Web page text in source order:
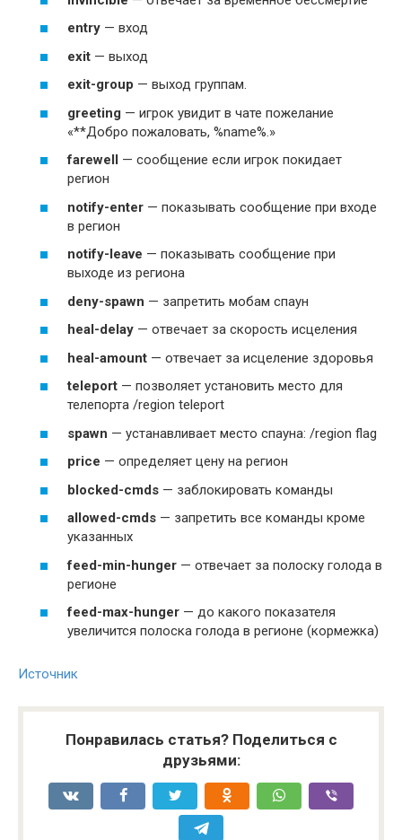
entry — вход
exit — выход
exit-group — выход группам.
greeting — игрок увидит в чате пожелание
«**Добро пожаловать, %name%.»
farewell — сообщение если игрок покидает
регион
notify-enter — показывать сообщение при входе
в регион
notify-leave — показывать сообщение при
выходе из региона
deny-spawn — запретить мобам спаун
heal-delay — отвечает за скорость исцеления
heal-amount — отвечает за исцеление здоровья
teleport — позволяет установить место для
телепорта /region teleport
spawn — устанавливает место спауна: /region flag
price — определяет цену на регион
blocked-cmds — заблокировать команды
allowed-cmds — запретить все команды кроме
указанных
feed-min-hunger — отвечает за полоску голода в
регионе
feed-max-hunger — до какого показателя
увеличится полоска голода в регионе (кормежка)
Источник
Понравилась статья? Поделиться с
друзьями: